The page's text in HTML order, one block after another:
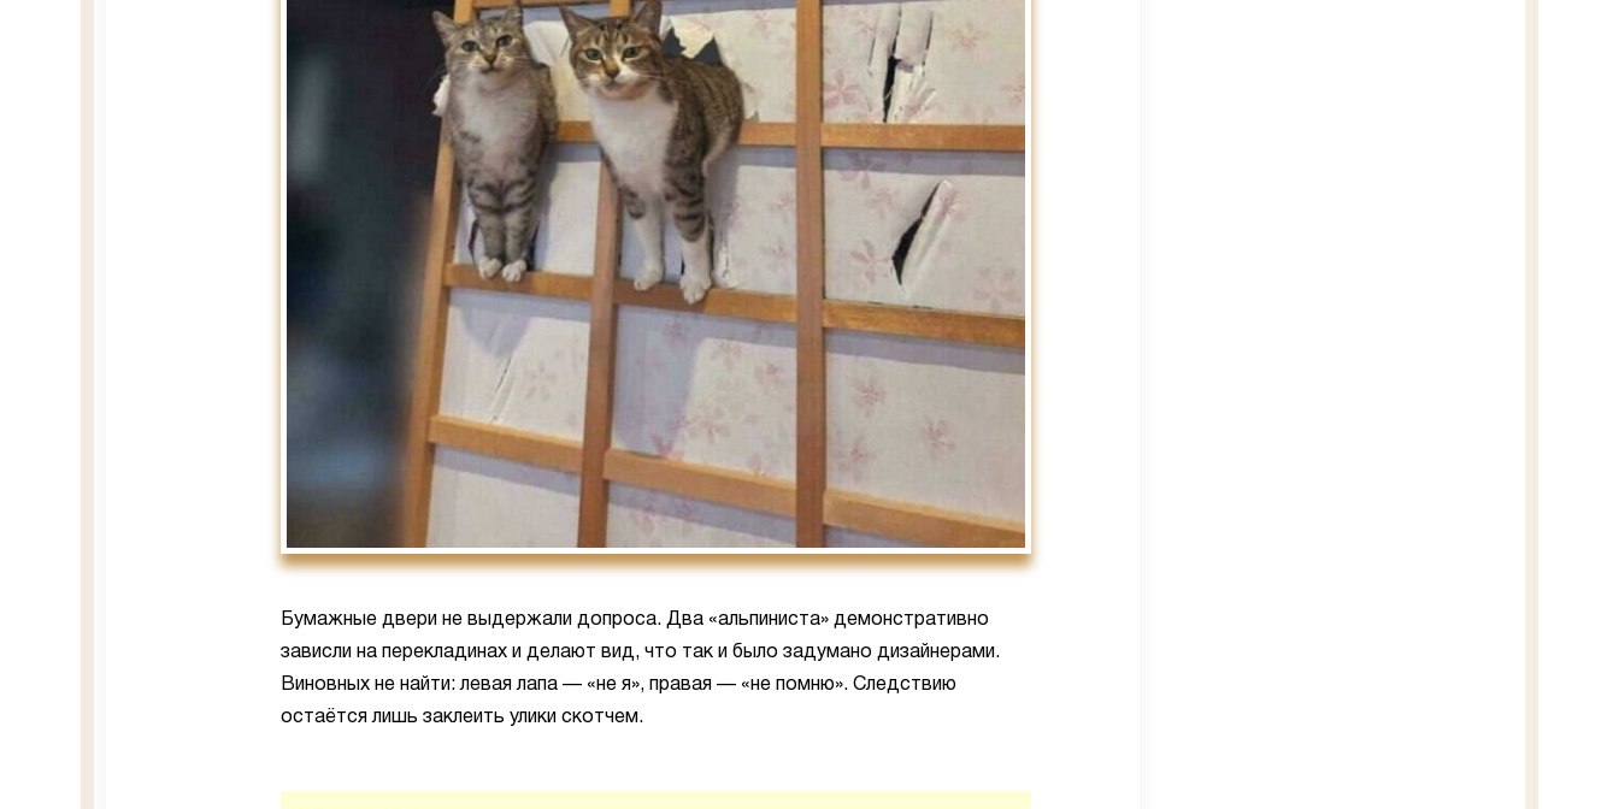
Бумажные двери не выдержали допроса. Два «альпиниста» демонстративно
зависли на перекладинах и делают вид, что так и было задумано дизайнерами.
Виновных не найти: левая лапа — «не я», правая — «не помню». Следствию
остаётся лишь заклеить улики скотчем.